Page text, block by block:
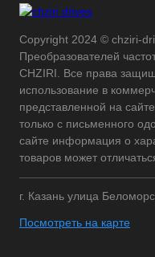
Copyright 2024 © chziri-
Преобразователей
CHZIRI. Все права
использование в
представленной на
только с письменного
сайте информация о
товаров может
г. Казань улица
Посмотреть на карте